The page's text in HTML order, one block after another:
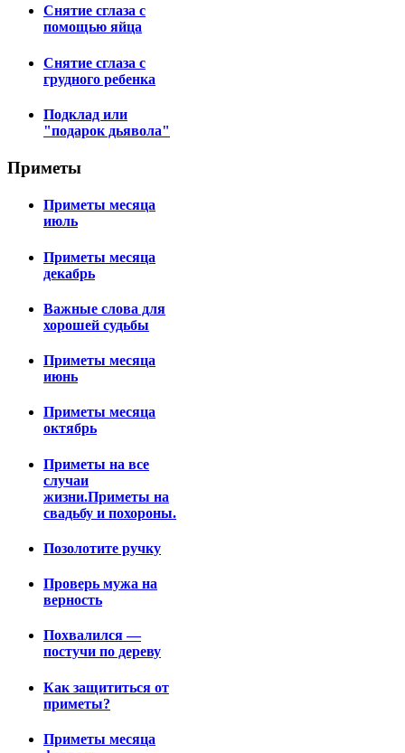
Снятие сглаза с
помощью яйца
Снятие сглаза с
грудного ребенка
Подклад или
"подарок дьявола"
Приметы
Приметы месяца
июль
Приметы месяца
декабрь
Важные слова для
хорошей судьбы
Приметы месяца
июнь
Приметы месяца
октябрь
Приметы на все
случаи
жизни.Приметы на
свадьбу и похороны.
Позолотите ручку
Проверь мужа на
верность
Похвалился —
постучи по дереву
Как защититься от
приметы?
Приметы месяца